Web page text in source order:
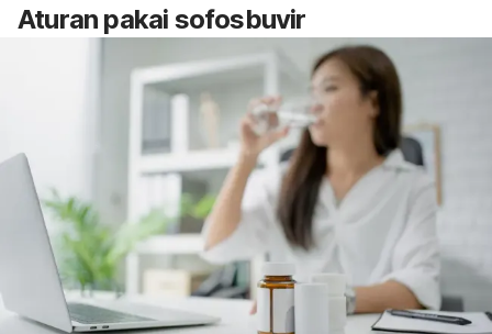
Aturan pakai sofosbuvir